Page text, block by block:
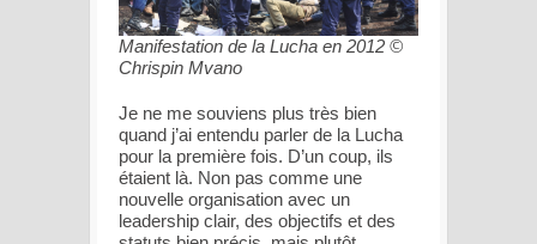
Manifestation de la Lucha en 2012 ©
Chrispin Mvano
Je ne me souviens plus très bien
quand j’ai entendu parler de la Lucha
pour la première fois. D’un coup, ils
étaient là. Non pas comme une
nouvelle organisation avec un
leadership clair, des objectifs et des